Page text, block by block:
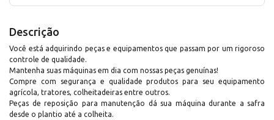
Descrição
Você está adquirindo peças e equipamentos que passam por um rigoroso
controle de qualidade.
Mantenha suas máquinas em dia com nossas peças genuínas!
Compre com segurança e qualidade produtos para seu equipamento
agrícola, tratores, colheitadeiras entre outros.
Peças de reposição para manutenção dá sua máquina durante a safra
desde o plantio até a colheita.